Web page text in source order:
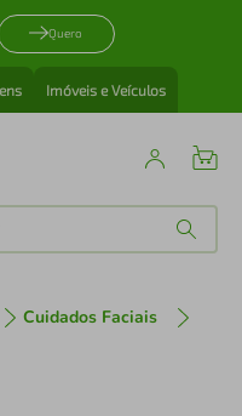
Quero
Imóveis e Veículos
Cuidados Faciais